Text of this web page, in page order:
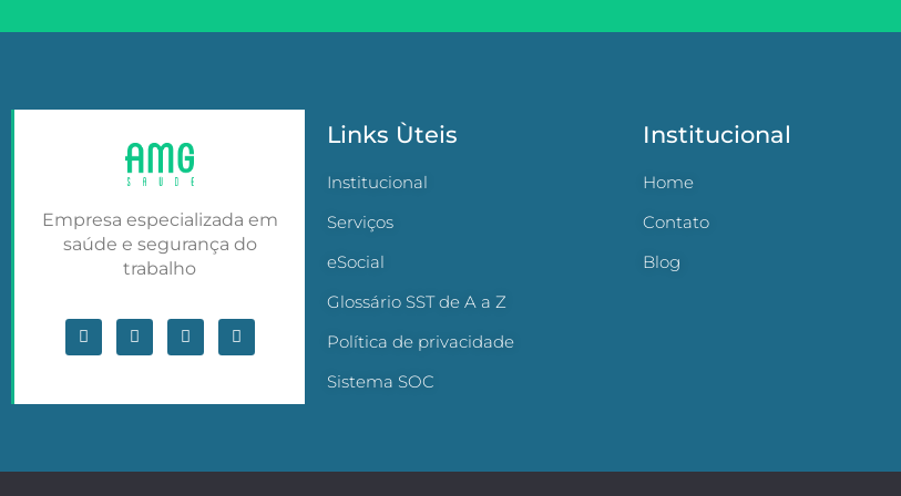
Empresa especializada em
saúde e segurança do
trabalho
Links Ùteis
Institucional
Serviços
eSocial
Glossário SST de A a Z
Política de privacidade
Sistema SOC
Institucional
Home
Contato
Blog